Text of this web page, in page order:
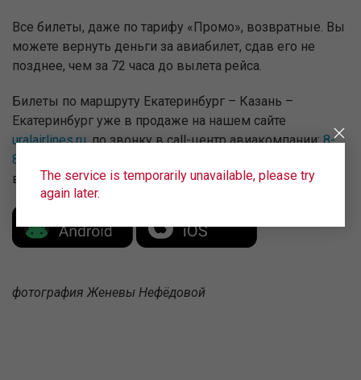
Все билеты, даже по тарифу «Промо», возвратные. Вы
можете вернуть деньги за авиабилет, сдав его не
позднее, чем за 72 часа до вылета рейса.
Билеты по маршруту Екатеринбург – Казань –
Екатеринбург уже в продаже на нашем сайте
uralairlines.ru, по звонку в call-центр авиакомпании:8-
800-7700-262
в мобильном приложении Uralairlines.
фотография Женевы Нефёдовой
The service is temporarily unavailable, please try
again later.